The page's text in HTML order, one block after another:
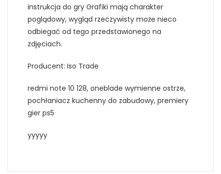
instrukcja do gry Grafiki mają charakter
poglądowy, wygląd rzeczywisty może nieco
odbiegać od tego przedstawionego na
zdjęciach.
Producent: Iso Trade
redmi note 10 128, oneblade wymienne ostrze,
pochłaniacz kuchenny do zabudowy, premiery
gier ps5
yyyyy